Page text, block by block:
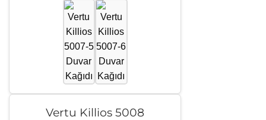
Vertu Killios 5008